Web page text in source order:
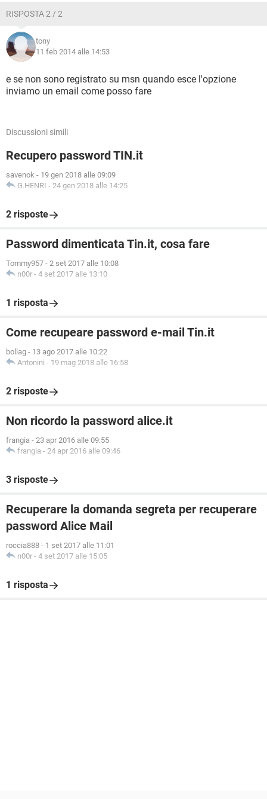
RISPOSTA 2 / 2
tony
11 feb 2014 alle 14:53
e se non sono registrato su msn quando esce l'opzione
inviamo un email come posso fare
Discussioni simili
Recupero password TIN.it
savenok - 19 gen 2018 alle 09:09
G.HENRI - 24 gen 2018 alle 14:25
2 risposte
Password dimenticata Tin.it, cosa fare
Tommy957 - 2 set 2017 alle 10:08
n00r - 4 set 2017 alle 13:10
1 risposta
Come recupeare password e-mail Tin.it
bollag - 13 ago 2017 alle 10:22
Antonini - 19 mag 2018 alle 16:58
2 risposte
Non ricordo la password alice.it
frangia - 23 apr 2016 alle 09:55
frangia - 24 apr 2016 alle 09:46
3 risposte
Recuperare la domanda segreta per recuperare
password Alice Mail
roccia888 - 1 set 2017 alle 11:01
n00r - 4 set 2017 alle 15:05
1 risposta